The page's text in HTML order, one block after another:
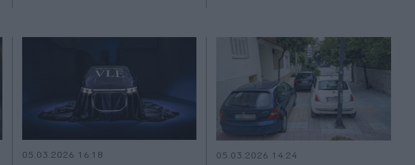
05.03.2026 16:18
05.03.2026 14:24